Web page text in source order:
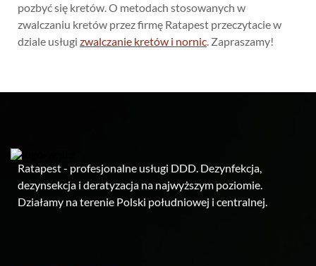
pozbyć się kretów. O metodach stosowanych w
zwalczaniu kretów przez firmę Ratapest przeczytacie w
dziale usługi zwalczanie kretów i nornic. Zapraszamy!
Ratapest - profesjonalne usługi DDD. Dezynfekcja,
dezynsekcja i deratyzacja na najwyższym poziomie.
Działamy na terenie Polski południowej i centralnej.